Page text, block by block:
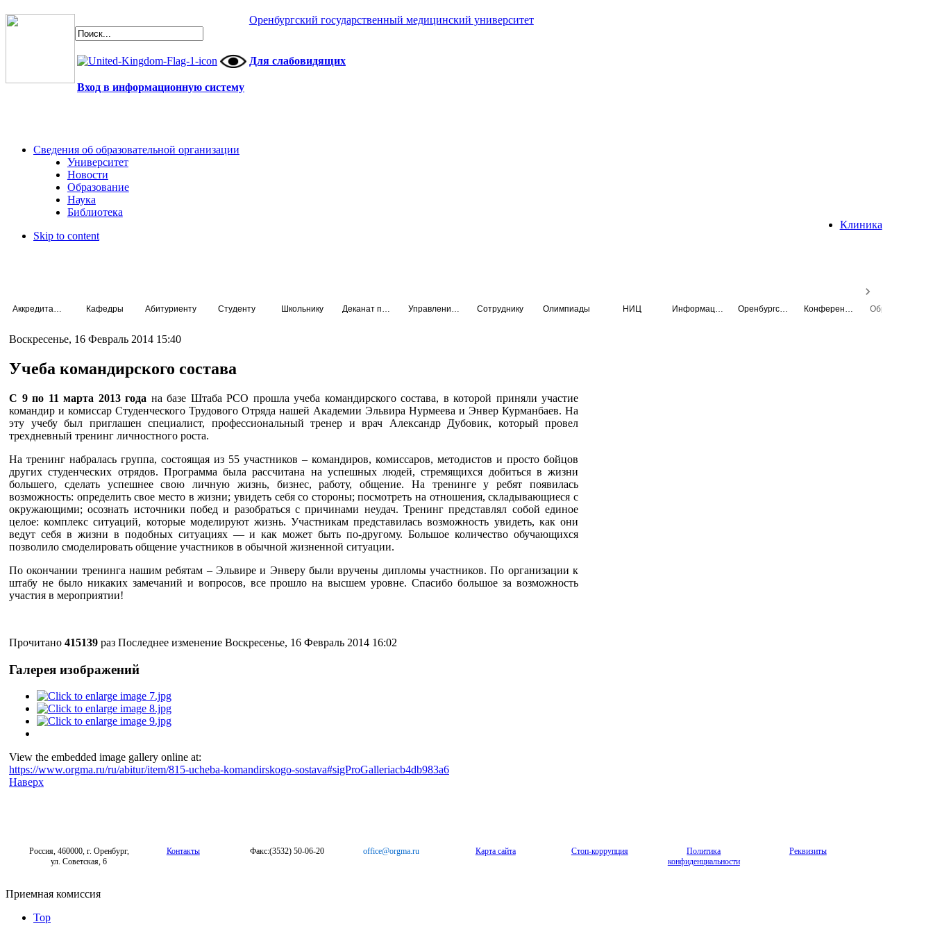
Оренбургский государственный медицинский университет
Для слабовидящих
Вход в информационную систему
Сведения об образовательной организации
Университет
Новости
Образование
Наука
Библиотека
Клиника
Skip to content
Кафедры Абитуриенту Студенту Школьнику Сотруднику Олимпиады НИЦ
Воскресенье, 16 Февраль 2014 15:40
Учеба командирского состава
С 9 по 11 марта 2013 года на базе Штаба РСО прошла учеба командирского состава, в которой приняли участие
командир и комиссар Студенческого Трудового Отряда нашей Академии Эльвира Нурмеева и Энвер Курманбаев. На
эту учебу был приглашен специалист, профессиональный тренер и врач Александр Дубовик, который провел
трехдневный тренинг личностного роста.
На тренинг набралась группа, состоящая из 55 участников – командиров, комиссаров, методистов и просто бойцов
других студенческих отрядов. Программа была рассчитана на успешных людей, стремящихся добиться в жизни
большего, сделать успешнее свою личную жизнь, бизнес, работу, общение. На тренинге у ребят появилась
возможность: определить свое место в жизни; увидеть себя со стороны; посмотреть на отношения, складывающиеся с
окружающими; осознать источники побед и разобраться с причинами неудач. Тренинг представлял собой единое
целое: комплекс ситуаций, которые моделируют жизнь. Участникам представилась возможность увидеть, как они
ведут себя в жизни в подобных ситуациях — и как может быть по-другому. Большое количество обучающихся
позволило смоделировать общение участников в обычной жизненной ситуации.
По окончании тренинга нашим ребятам – Эльвире и Энверу были вручены дипломы участников. По организации к
штабу не было никаких замечаний и вопросов, все прошло на высшем уровне. Спасибо большое за возможность
участия в мероприятии!
Прочитано 415139 раз Последнее изменение Воскресенье, 16 Февраль 2014 16:02
Галерея изображений
View the embedded image gallery online at:
https://www.orgma.ru/ru/abitur/item/815-ucheba-komandirskogo-sostava#sigProGalleriacb4db983a6
Наверх
Россия, 460000, г. Оренбург,
ул. Советская, 6
Контакты Факс:(3532) 50-06-20 office@orgma.ru Карта сайта Стоп-коррупция
Политика
конфиденциальности
Реквизиты
Приемная комиссия
Top